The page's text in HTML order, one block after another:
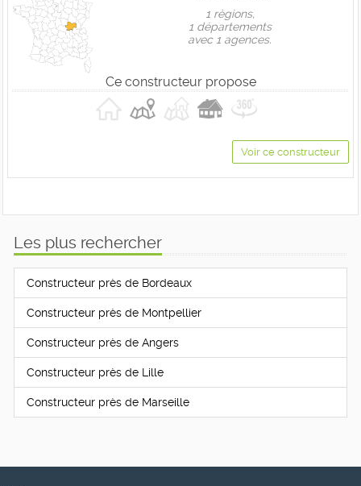
1 règions,
1 départements
avec 1 agences.
Ce constructeur propose
Voir ce constructeur
Les plus rechercher
Constructeur près de Bordeaux
Constructeur près de Montpellier
Constructeur près de Angers
Constructeur près de Lille
Constructeur près de Marseille